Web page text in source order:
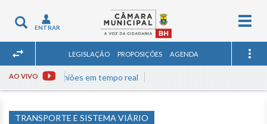
Toggle
navigation
ENTRAR
LEGISLAÇÃO PROPOSIÇÕES AGENDA
AO VIVOàs reuniões em tempo real
TRANSPORTE E SISTEMA VIÁRIO